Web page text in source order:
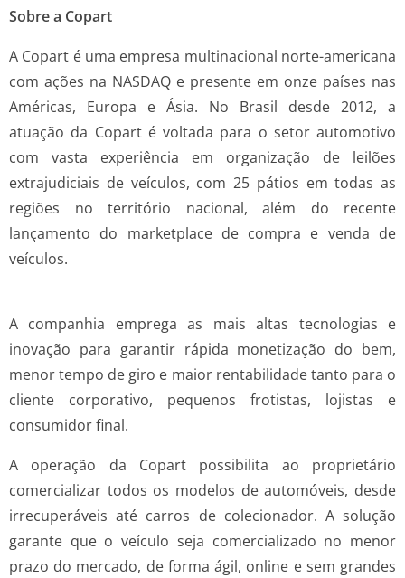
Sobre a Copart
A Copart é uma empresa multinacional norte-americana
com ações na NASDAQ e presente em onze países nas
Américas, Europa e Ásia. No Brasil desde 2012, a
atuação da Copart é voltada para o setor automotivo
com vasta experiência em organização de leilões
extrajudiciais de veículos, com 25 pátios em todas as
regiões no território nacional, além do recente
lançamento do marketplace de compra e venda de
veículos.
A companhia emprega as mais altas tecnologias e
inovação para garantir rápida monetização do bem,
menor tempo de giro e maior rentabilidade tanto para o
cliente corporativo, pequenos frotistas, lojistas e
consumidor final.
A operação da Copart possibilita ao proprietário
comercializar todos os modelos de automóveis, desde
irrecuperáveis até carros de colecionador. A solução
garante que o veículo seja comercializado no menor
prazo do mercado, de forma ágil, online e sem grandes